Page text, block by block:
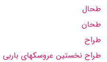
طحال
طحان
طراح
طراح نخستین عروسکهای باربی